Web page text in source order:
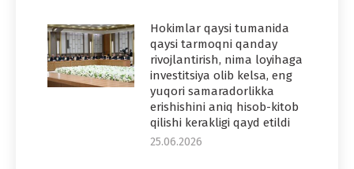
Hokimlar qaysi tumanida
qaysi tarmoqni qanday
rivojlantirish, nima loyihaga
investitsiya olib kelsa, eng
yuqori samaradorlikka
erishishini aniq hisob-kitob
qilishi kerakligi qayd etildi
25.06.2026